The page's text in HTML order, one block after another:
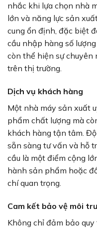
nhắc khi lựa chọn nhà
lớn và năng lực sản
cung ổn định, đặc biệt
cầu nhập hàng số
còn thể hiện sự chuyên
trên thị trường.
Dịch vụ khách hàng
Một nhà máy sản xuất
phẩm chất lượng mà
khách hàng tận tâm.
sẵn sàng tư vấn và hỗ
cầu là một điểm cộng
hành sản phẩm hoặc
chí quan trọng.
Cam kết bảo vệ môi
Không chỉ đảm bảo